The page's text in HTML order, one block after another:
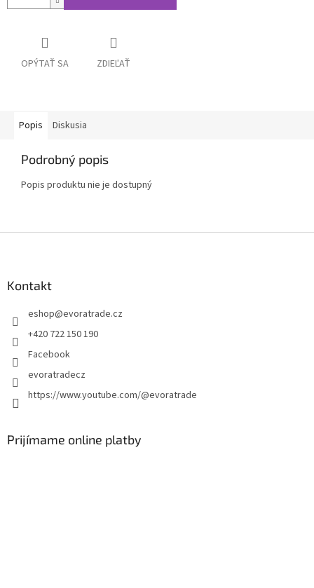
OPÝTAŤ SA ZDIEĽAŤ
Popis Diskusia
Podrobný popis
Popis produktu nie je dostupný
Kontakt
eshop@evoratrade.cz
+420 722 150 190
Facebook
evoratradecz
https://www.youtube.com/@evoratrade
Prijímame online platby